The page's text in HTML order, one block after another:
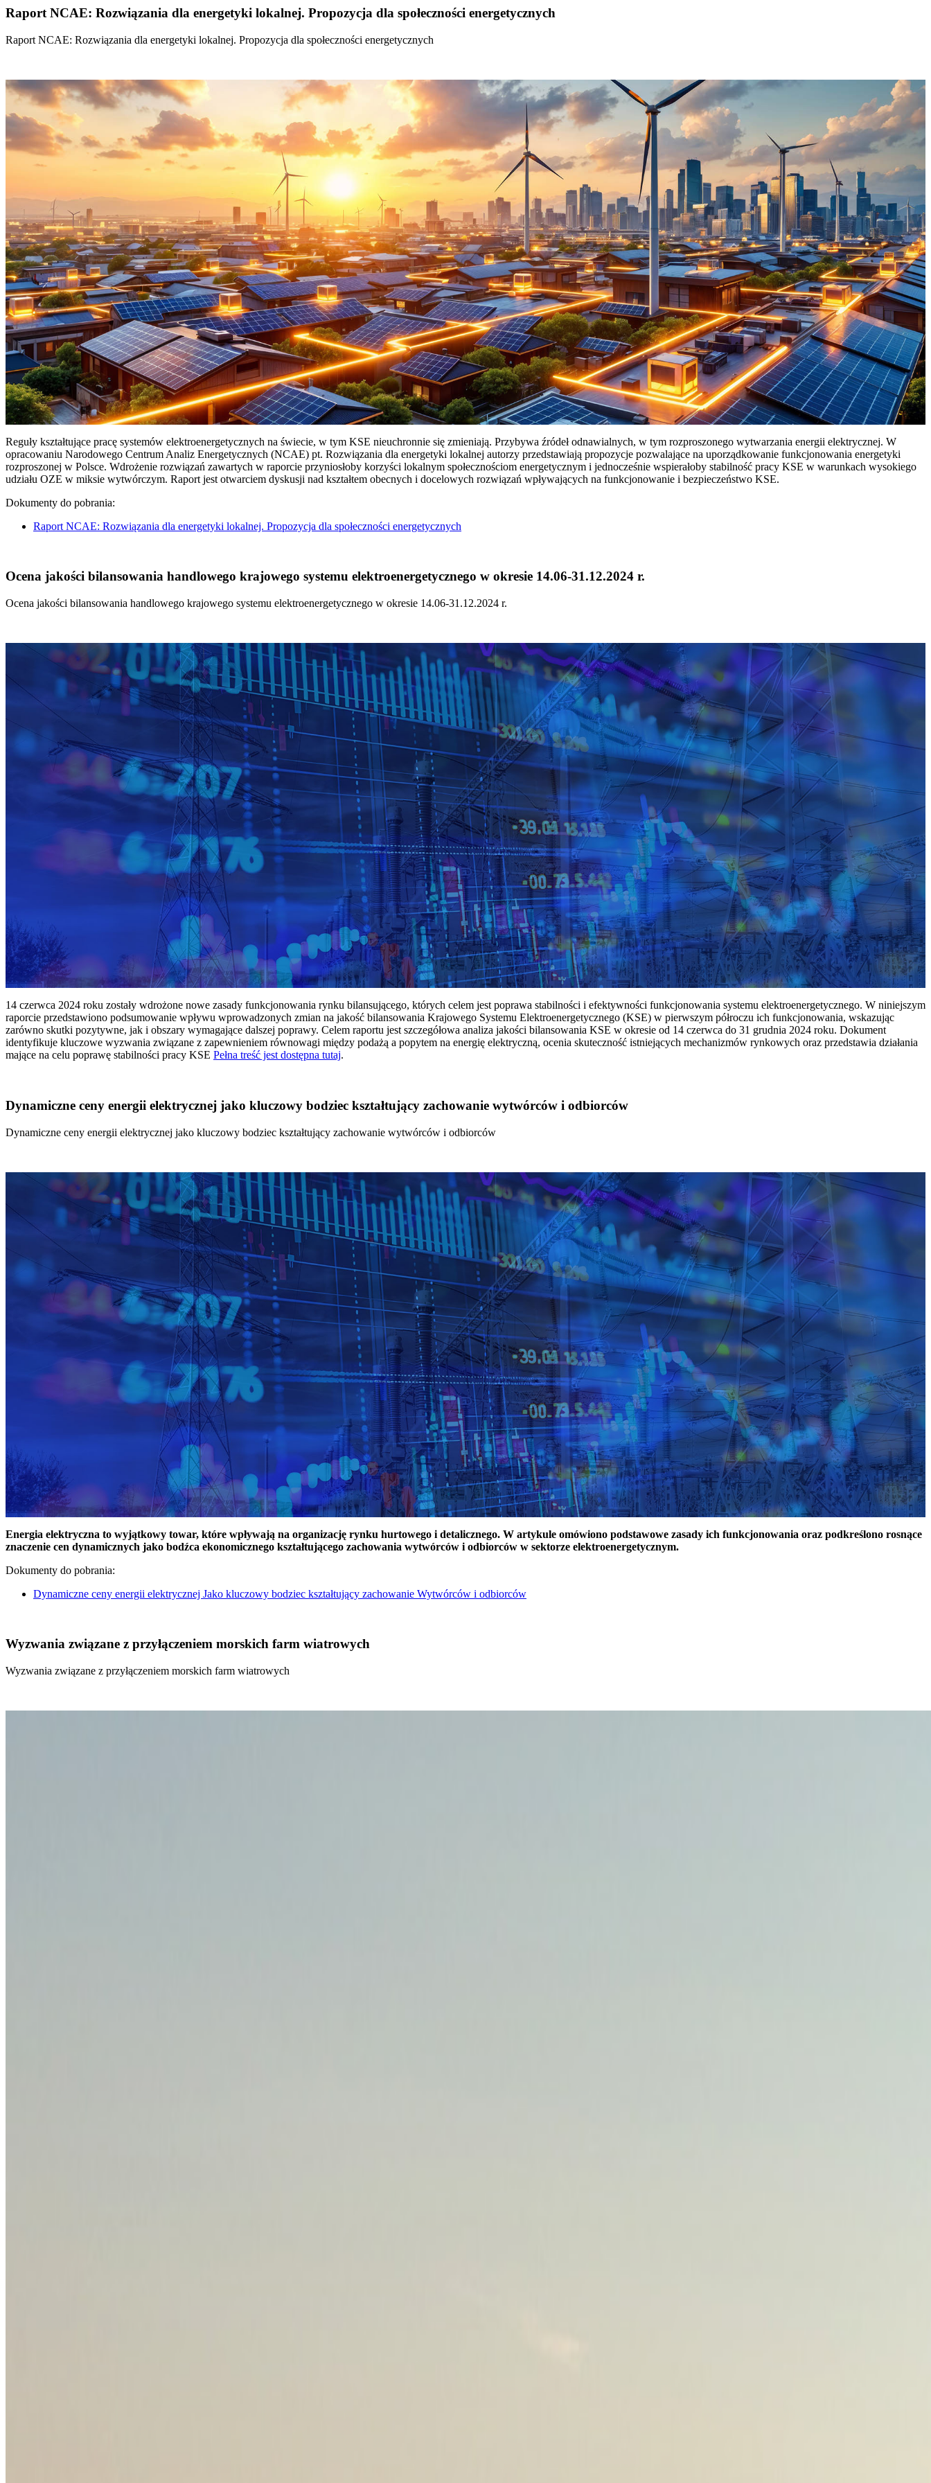
Raport NCAE: Rozwiązania dla energetyki lokalnej. Propozycja dla społeczności energetycznych
Raport NCAE: Rozwiązania dla energetyki lokalnej. Propozycja dla społeczności energetycznych
Reguły kształtujące pracę systemów elektroenergetycznych na świecie, w tym KSE nieuchronnie się zmieniają. Przybywa źródeł odnawialnych, w tym rozproszonego wytwarzania energii elektrycznej. W
opracowaniu Narodowego Centrum Analiz Energetycznych (NCAE) pt. Rozwiązania dla energetyki lokalnej autorzy przedstawiają propozycje pozwalające na uporządkowanie funkcjonowania energetyki
rozproszonej w Polsce. Wdrożenie rozwiązań zawartych w raporcie przyniosłoby korzyści lokalnym społecznościom energetycznym i jednocześnie wspierałoby stabilność pracy KSE w warunkach wysokiego
udziału OZE w miksie wytwórczym. Raport jest otwarciem dyskusji nad kształtem obecnych i docelowych rozwiązań wpływających na funkcjonowanie i bezpieczeństwo KSE.
Dokumenty do pobrania:
Raport NCAE: Rozwiązania dla energetyki lokalnej. Propozycja dla społeczności energetycznych
Ocena jakości bilansowania handlowego krajowego systemu elektroenergetycznego w okresie 14.06-31.12.2024 r.
Ocena jakości bilansowania handlowego krajowego systemu elektroenergetycznego w okresie 14.06-31.12.2024 r.
14 czerwca 2024 roku zostały wdrożone nowe zasady funkcjonowania rynku bilansującego, których celem jest poprawa stabilności i efektywności funkcjonowania systemu elektroenergetycznego. W niniejszym
raporcie przedstawiono podsumowanie wpływu wprowadzonych zmian na jakość bilansowania Krajowego Systemu Elektroenergetycznego (KSE) w pierwszym półroczu ich funkcjonowania, wskazując
zarówno skutki pozytywne, jak i obszary wymagające dalszej poprawy. Celem raportu jest szczegółowa analiza jakości bilansowania KSE w okresie od 14 czerwca do 31 grudnia 2024 roku. Dokument
identyfikuje kluczowe wyzwania związane z zapewnieniem równowagi między podażą a popytem na energię elektryczną, ocenia skuteczność istniejących mechanizmów rynkowych oraz przedstawia działania
mające na celu poprawę stabilności pracy KSE Pełna treść jest dostępna tutaj.
Dynamiczne ceny energii elektrycznej jako kluczowy bodziec kształtujący zachowanie wytwórców i odbiorców
Dynamiczne ceny energii elektrycznej jako kluczowy bodziec kształtujący zachowanie wytwórców i odbiorców
Energia elektryczna to wyjątkowy towar, które wpływają na organizację rynku hurtowego i detalicznego. W artykule omówiono podstawowe zasady ich funkcjonowania oraz podkreślono rosnące
znaczenie cen dynamicznych jako bodźca ekonomicznego kształtującego zachowania wytwórców i odbiorców w sektorze elektroenergetycznym.
Dokumenty do pobrania:
Dynamiczne ceny energii elektrycznej Jako kluczowy bodziec kształtujący zachowanie Wytwórców i odbiorców
Wyzwania związane z przyłączeniem morskich farm wiatrowych
Wyzwania związane z przyłączeniem morskich farm wiatrowych